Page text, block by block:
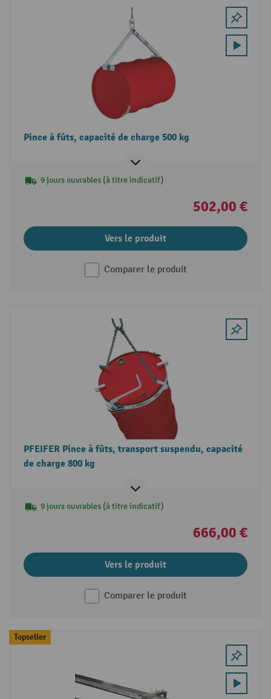
Pince à fûts, capacité de charge 500 kg
9 jours ouvrables (à titre indicatif)
502,00 €
Vers le produit
Comparer le produit
PFEIFER Pince à fûts, transport suspendu, capacité
de charge 800 kg
9 jours ouvrables (à titre indicatif)
666,00 €
Vers le produit
Comparer le produit
Topseller